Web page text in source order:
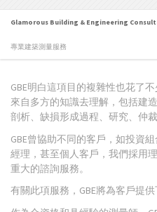
Glamorous Building & Engineering
專業建築測量服務
GBE明白這項目的複雜性也花了
來自多方的知識去理解，包括建
剖析、缺損形成過程、研究、仲
GBE曾協助不同的客戶，如投資
經理，甚至個人客戶，我們採用
重大的諮詢服務。
有關此項服務，GBE將為客戶提